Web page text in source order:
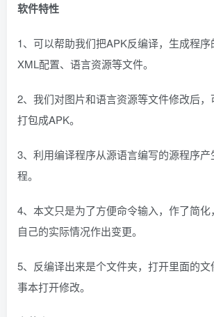
软件特性
1、可以帮助我们把APK反编译，生成程序
XML配置、语言资源等文件。
2、我们对图片和语言资源等文件修改后
打包成APK。
3、利用编译程序从源语言编写的源程序
程。
4、本文只是为了方便命令输入，作了简
自己的实际情况作出变更。
5、反编译出来是个文件夹，打开里面的
事本打开修改。